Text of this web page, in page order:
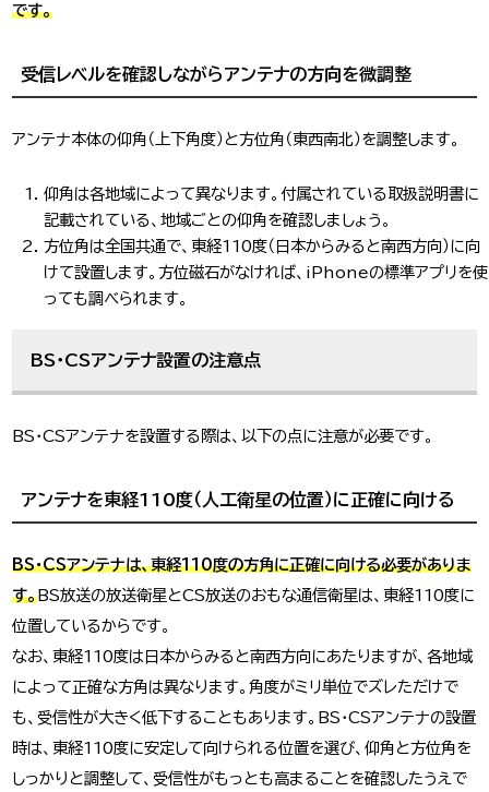
です。
受信レベルを確認しながらアンテナの方向を微調整
アンテナ本体の仰角（上下角度）と方位角（東西南北）を調整します。
仰角は各地域によって異なります。付属されている取扱説明書に
記載されている、地域ごとの仰角を確認しましょう。
方位角は全国共通で、東経110度（日本からみると南西方向）に向
けて設置します。方位磁石がなければ、iPhoneの標準アプリを使
っても調べられます。
BS・CSアンテナ設置の注意点
BS・CSアンテナを設置する際は、以下の点に注意が必要です。
アンテナを東経110度（人工衛星の位置）に正確に向ける
BS・CSアンテナは、東経110度の方角に正確に向ける必要がありま
す。BS放送の放送衛星とCS放送のおもな通信衛星は、東経110度に
位置しているからです。
なお、東経110度は日本からみると南西方向にあたりますが、各地域
によって正確な方角は異なります。角度がミリ単位でズレただけで
も、受信性が大きく低下することもあります。BS・CSアンテナの設置
時は、東経110度に安定して向けられる位置を選び、仰角と方位角を
しっかりと調整して、受信性がもっとも高まることを確認したうえで